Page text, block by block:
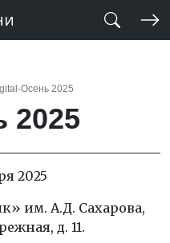
Осень 2025
2025
2025
им. А.Д. Сахарова,
д. 11.